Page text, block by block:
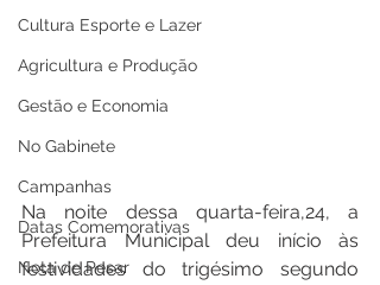
Cultura Esporte e Lazer
Agricultura e Produção
Gestão e Economia
No Gabinete
Campanhas
Datas Comemorativas
Nota de Pesar
Na noite dessa quarta-feira,24, a
Prefeitura Municipal deu início às
festividades do trigésimo segundo